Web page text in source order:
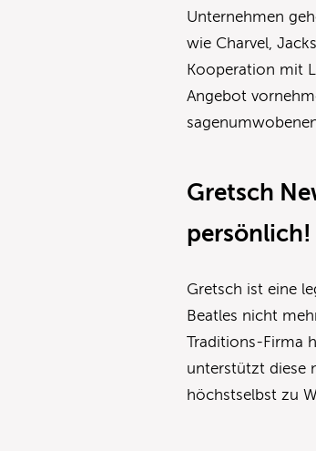
Unternehmen
wie Charvel,
Kooperation mit
Angebot
Gretsch
persönlich!
Gretsch ist eine
Beatles nicht
Traditions-Firma
unterstützt diese
höchstselbst zu